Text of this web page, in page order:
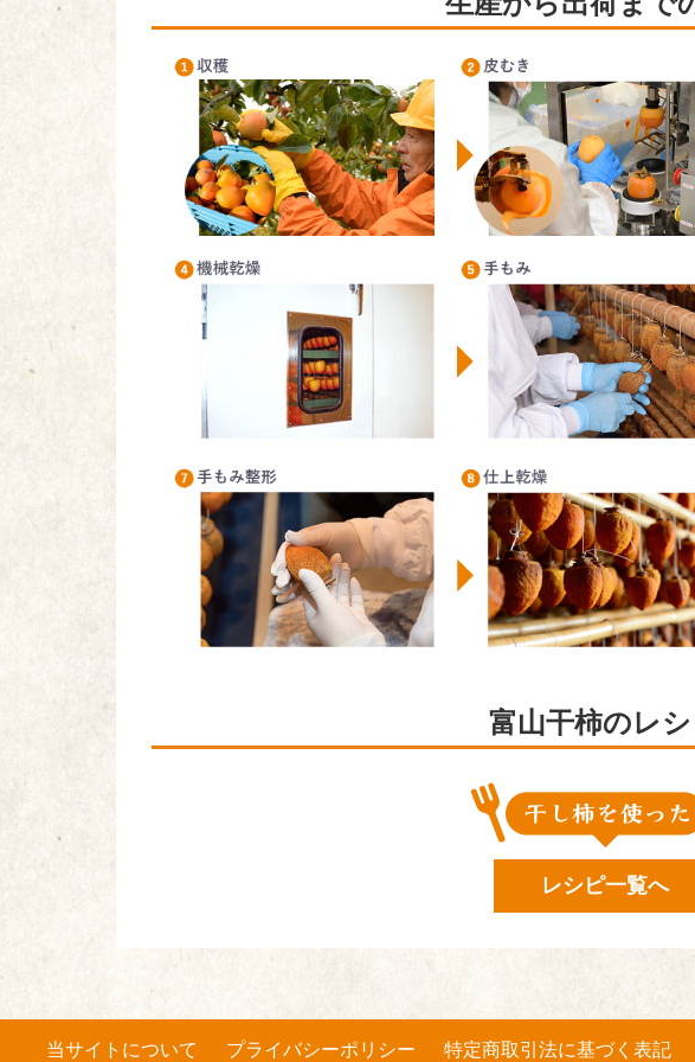
富山干柿のレ
レシピ一覧へ
当サイトについて プライバシーポリシー 特定商取引法に基づく表記